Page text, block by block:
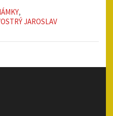
,
JAROSLAV